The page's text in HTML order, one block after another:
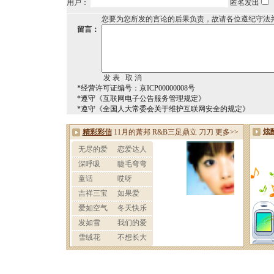
用户：
匿名发出
您要为您所发的言论的后果负责，故请各位遵纪守法
留言：
*经营许可证编号：京ICP00000008号
*遵守《互联网电子公告服务管理规定》
*遵守《全国人大常委会关于维护互联网安全的规定》